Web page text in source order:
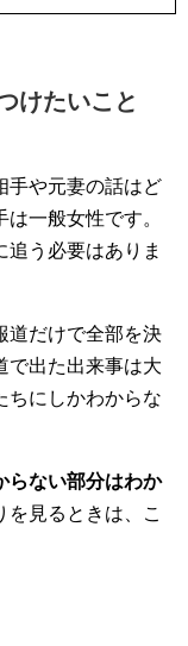
けたいこと
手や元妻の話はど
一般女性です。
う必要はありま
道だけで全部を決
で出た出来事は大
ちにしかわからな
らない部分はわか
を見るときは、こ